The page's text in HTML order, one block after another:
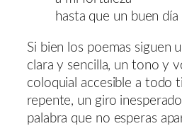
hasta que un buen
Si bien los poemas siguen
clara y sencilla, un tono y
coloquial accesible a todo
repente, un giro
palabra que no esperas